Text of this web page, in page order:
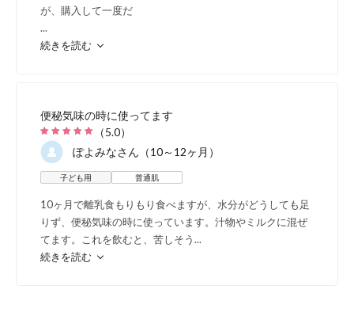
が、購入して一度だ
...
続きを読む
便秘気味の時に使ってます
（5.0）
ぽよみなさん（10～12ヶ月）
子ども用 普通肌
10ヶ月で離乳食もりもり食べますが、水分がどうしても足
りず、便秘気味の時に使っています。汁物やミルクに混ぜ
てます。これを飲むと、苦しそう...
続きを読む